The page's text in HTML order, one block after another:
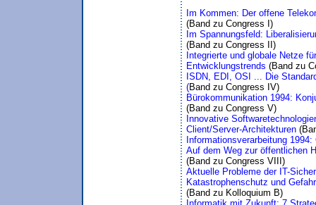
Im Kommen: Der offene
(Band zu Congress I)
Im Spannungsfeld:
(Band zu Congress II)
Integrierte und globale Netze
Entwicklungstrends (Band zu
ISDN, EDI, OSI ... Die
(Band zu Congress IV)
Bürokommunikation 1994:
(Band zu Congress V)
Innovative
Client/Server-Architekturen
Informationsverarbeitung
Auf dem Weg zur öffentlichen
(Band zu Congress VIII)
Aktuelle Probleme der IT-
Katastrophenschutz und
(Band zu Kolloquium B)